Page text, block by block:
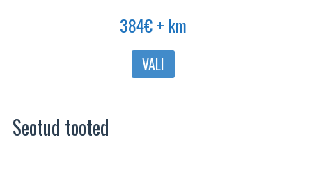
384€+ km
VALI
Sellel
Seotud tooted